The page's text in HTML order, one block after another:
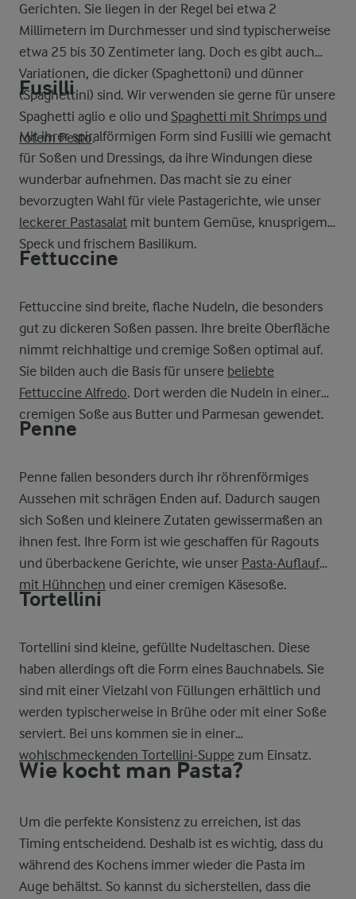
Gerichten. Sie liegen in der Regel bei etwa 2
Millimetern im Durchmesser und sind typischerweise
etwa 25 bis 30 Zentimeter lang. Doch es gibt auch
Variationen, die dicker (Spaghettoni) und dünner
(Spaghettini) sind. Wir verwenden sie gerne für unsere
Spaghetti aglio e olio und Spaghetti mit Shrimps und
rotem Pesto.
Fusilli
Mit ihrer spiralförmigen Form sind Fusilli wie gemacht
für Soßen und Dressings, da ihre Windungen diese
wunderbar aufnehmen. Das macht sie zu einer
bevorzugten Wahl für viele Pastagerichte, wie unser
leckerer Pastasalat mit buntem Gemüse, knusprigem
Speck und frischem Basilikum.
Fettuccine
Fettuccine sind breite, flache Nudeln, die besonders
gut zu dickeren Soßen passen. Ihre breite Oberfläche
nimmt reichhaltige und cremige Soßen optimal auf.
Sie bilden auch die Basis für unsere beliebte
Fettuccine Alfredo. Dort werden die Nudeln in einer
cremigen Soße aus Butter und Parmesan gewendet.
Penne
Penne fallen besonders durch ihr röhrenförmiges
Aussehen mit schrägen Enden auf. Dadurch saugen
sich Soßen und kleinere Zutaten gewissermaßen an
ihnen fest. Ihre Form ist wie geschaffen für Ragouts
und überbackene Gerichte, wie unser Pasta-Auflauf
mit Hühnchen und einer cremigen Käsesoße.
Tortellini
Tortellini sind kleine, gefüllte Nudeltaschen. Diese
haben allerdings oft die Form eines Bauchnabels. Sie
sind mit einer Vielzahl von Füllungen erhältlich und
werden typischerweise in Brühe oder mit einer Soße
serviert. Bei uns kommen sie in einer
wohlschmeckenden Tortellini-Suppe zum Einsatz.
Wie kocht man Pasta?
Um die perfekte Konsistenz zu erreichen, ist das
Timing entscheidend. Deshalb ist es wichtig, dass du
während des Kochens immer wieder die Pasta im
Auge behältst. So kannst du sicherstellen, dass die